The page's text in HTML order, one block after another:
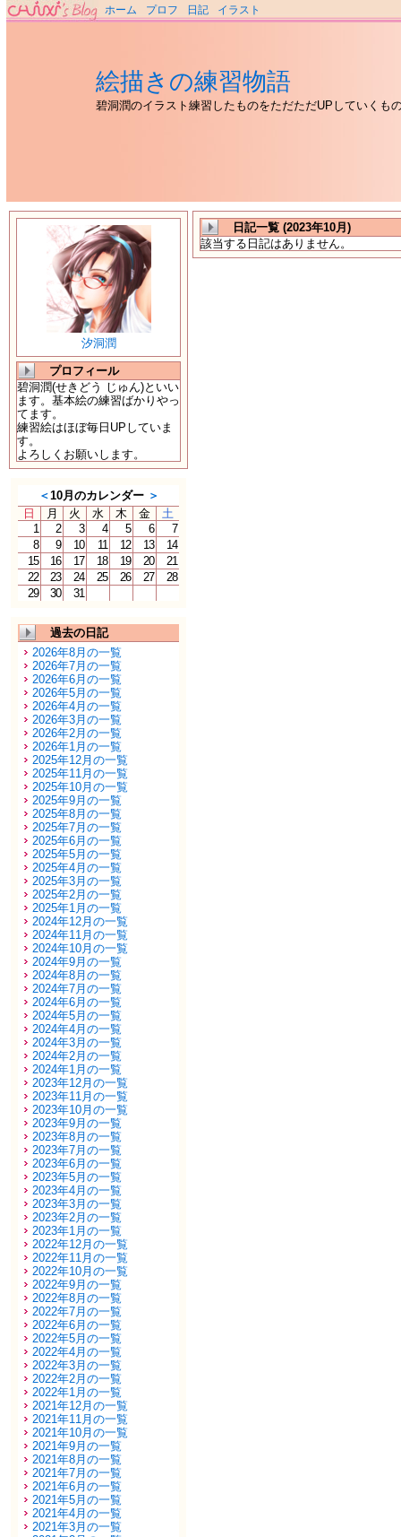
ホーム プロフ 日記 イラスト
絵描きの練習物語
碧洞潤のイラスト練習したものをただただUPしていくも
汐洞潤
プロフィール
碧洞潤(せきどう じゅん)といい
ます。基本絵の練習ばかりやっ
てます。
練習絵はほぼ毎日UPしていま
す。
よろしくお願いします。
＜10月のカレンダー ＞
日
月 火 水 木 金
土
1
2 3 4 5 6
7
8
9 10 11 12 13
14
15
16 17 18 19 20
21
22
23 24 25 26 27
28
29
30 31
過去の日記
2026年8月の一覧
2026年7月の一覧
2026年6月の一覧
2026年5月の一覧
2026年4月の一覧
2026年3月の一覧
2026年2月の一覧
2026年1月の一覧
2025年12月の一覧
2025年11月の一覧
2025年10月の一覧
2025年9月の一覧
2025年8月の一覧
2025年7月の一覧
2025年6月の一覧
2025年5月の一覧
2025年4月の一覧
2025年3月の一覧
2025年2月の一覧
2025年1月の一覧
2024年12月の一覧
2024年11月の一覧
2024年10月の一覧
2024年9月の一覧
2024年8月の一覧
2024年7月の一覧
2024年6月の一覧
2024年5月の一覧
2024年4月の一覧
2024年3月の一覧
2024年2月の一覧
2024年1月の一覧
2023年12月の一覧
2023年11月の一覧
2023年10月の一覧
2023年9月の一覧
2023年8月の一覧
2023年7月の一覧
2023年6月の一覧
2023年5月の一覧
2023年4月の一覧
2023年3月の一覧
2023年2月の一覧
2023年1月の一覧
2022年12月の一覧
2022年11月の一覧
2022年10月の一覧
2022年9月の一覧
2022年8月の一覧
2022年7月の一覧
2022年6月の一覧
2022年5月の一覧
2022年4月の一覧
2022年3月の一覧
2022年2月の一覧
2022年1月の一覧
2021年12月の一覧
2021年11月の一覧
2021年10月の一覧
2021年9月の一覧
2021年8月の一覧
2021年7月の一覧
2021年6月の一覧
2021年5月の一覧
2021年4月の一覧
2021年3月の一覧
日記一覧 (2023年10月)
該当する日記はありません。